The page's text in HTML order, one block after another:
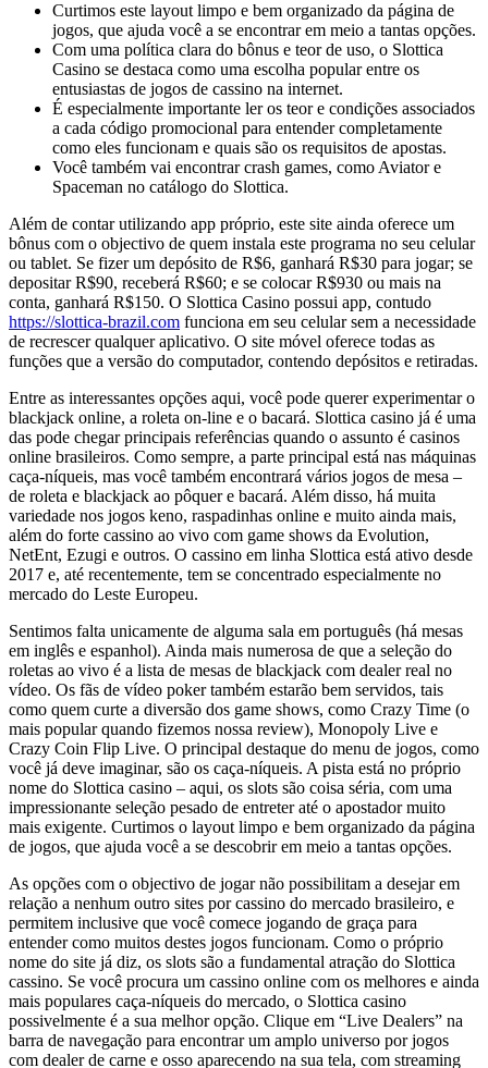
Curtimos este layout limpo e bem organizado da página de
jogos, que ajuda você a se encontrar em meio a tantas opções.
Com uma política clara do bônus e teor de uso, o Slottica
Casino se destaca como uma escolha popular entre os
entusiastas de jogos de cassino na internet.
É especialmente importante ler os teor e condições associados
a cada código promocional para entender completamente
como eles funcionam e quais são os requisitos de apostas.
Você também vai encontrar crash games, como Aviator e
Spaceman no catálogo do Slottica.
Além de contar utilizando app próprio, este site ainda oferece um
bônus com o objectivo de quem instala este programa no seu celular
ou tablet. Se fizer um depósito de R$6, ganhará R$30 para jogar; se
depositar R$90, receberá R$60; e se colocar R$930 ou mais na
conta, ganhará R$150. O Slottica Casino possui app, contudo
https://slottica-brazil.com funciona em seu celular sem a necessidade
de recrescer qualquer aplicativo. O site móvel oferece todas as
funções que a versão do computador, contendo depósitos e retiradas.
Entre as interessantes opções aqui, você pode querer experimentar o
blackjack online, a roleta on-line e o bacará. Slottica casino já é uma
das pode chegar principais referências quando o assunto é casinos
online brasileiros. Como sempre, a parte principal está nas máquinas
caça-níqueis, mas você também encontrará vários jogos de mesa –
de roleta e blackjack ao pôquer e bacará. Além disso, há muita
variedade nos jogos keno, raspadinhas online e muito ainda mais,
além do forte cassino ao vivo com game shows da Evolution,
NetEnt, Ezugi e outros. O cassino em linha Slottica está ativo desde
2017 e, até recentemente, tem se concentrado especialmente no
mercado do Leste Europeu.
Sentimos falta unicamente de alguma sala em português (há mesas
em inglês e espanhol). Ainda mais numerosa de que a seleção do
roletas ao vivo é a lista de mesas de blackjack com dealer real no
vídeo. Os fãs de vídeo poker também estarão bem servidos, tais
como quem curte a diversão dos game shows, como Crazy Time (o
mais popular quando fizemos nossa review), Monopoly Live e
Crazy Coin Flip Live. O principal destaque do menu de jogos, como
você já deve imaginar, são os caça-níqueis. A pista está no próprio
nome do Slottica casino – aqui, os slots são coisa séria, com uma
impressionante seleção pesado de entreter até o apostador muito
mais exigente. Curtimos o layout limpo e bem organizado da página
de jogos, que ajuda você a se descobrir em meio a tantas opções.
As opções com o objectivo de jogar não possibilitam a desejar em
relação a nenhum outro sites por cassino do mercado brasileiro, e
permitem inclusive que você comece jogando de graça para
entender como muitos destes jogos funcionam. Como o próprio
nome do site já diz, os slots são a fundamental atração do Slottica
cassino. Se você procura um cassino online com os melhores e ainda
mais populares caça-níqueis do mercado, o Slottica casino
possivelmente é a sua melhor opção. Clique em “Live Dealers” na
barra de navegação para encontrar um amplo universo por jogos
com dealer de carne e osso aparecendo na sua tela, com streaming